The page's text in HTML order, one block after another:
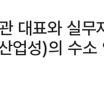
대표와 실
업성)의 수